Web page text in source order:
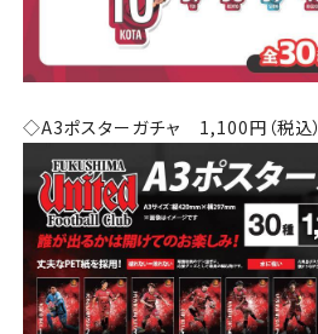
◇A3ポスターガチャ 1,100円（税込）